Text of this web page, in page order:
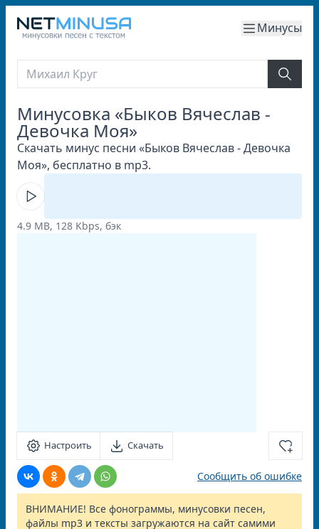
Минусы
Минусовка «Быков Вячеслав -
Девочка Моя»
Скачать минус песни «Быков Вячеслав - Девочка
Моя», бесплатно в mp3.
4.9 MB, 128 Kbps, бэк
Настроить Скачать
Сообщить об ошибке
ВНИМАНИЕ! Все фонограммы, минусовки песен,
файлы mp3 и тексты загружаются на сайт самими